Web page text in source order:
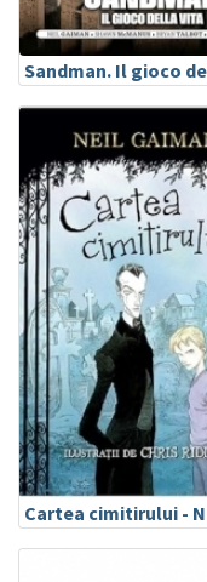
Sandman. Il gioco
Cartea cimitirului -